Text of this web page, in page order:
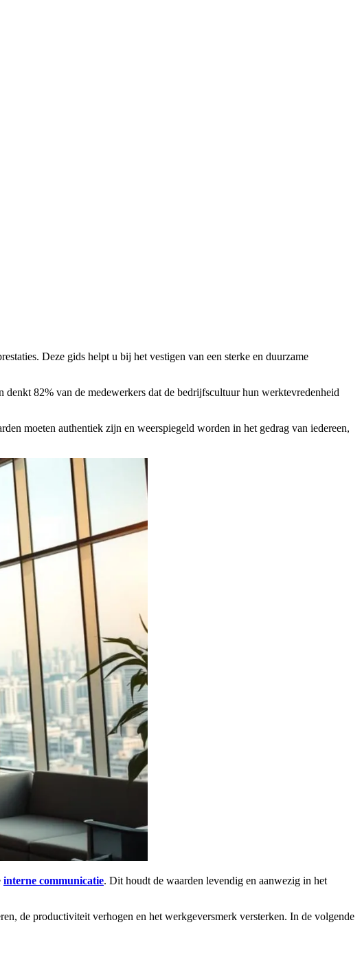
Deze gids helpt u bij het vestigen van een sterke en duurzame
82% van de medewerkers dat de bedrijfscultuur hun werktevredenheid
moeten authentiek zijn en weerspiegeld worden in het gedrag van iedereen,
interne communicatie. Dit houdt de waarden levendig en aanwezig in het
de productiviteit verhogen en het werkgeversmerk versterken. In de volgende